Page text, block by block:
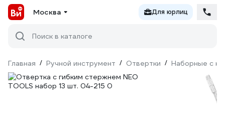
Москва Для юрлиц
Поиск в каталоге
Главная / Ручной инструмент / Отвертки / Наборные с